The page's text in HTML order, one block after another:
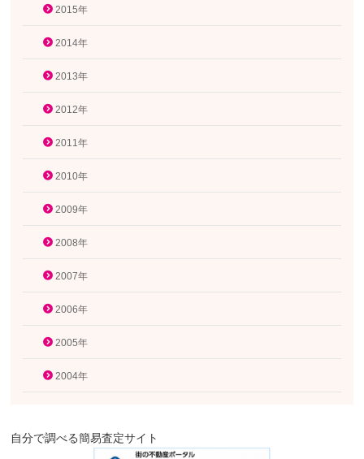
2015年
2014年
2013年
2012年
2011年
2010年
2009年
2008年
2007年
2006年
2005年
2004年
自分で調べる簡易査定サイト